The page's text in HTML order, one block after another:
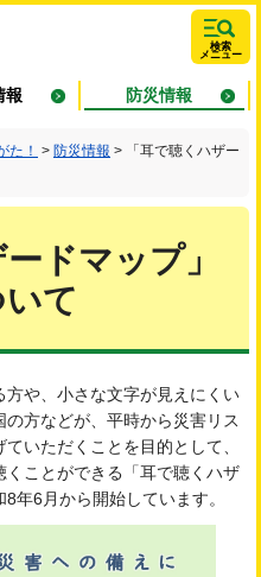
検索
メニュー
報 防災情報
た！ > 防災情報 > 「耳で聴くハザー
ドマップ」
て
や、小さな文字が見えにくい
方などが、平時から災害リス
いただくことを目的として、
ことができる「耳で聴くハザ
年6月から開始しています。